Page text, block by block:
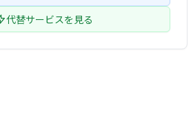
代替サービスを見る